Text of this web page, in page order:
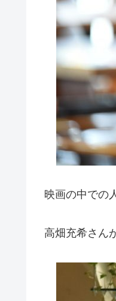
映画の中での
高畑充希さん